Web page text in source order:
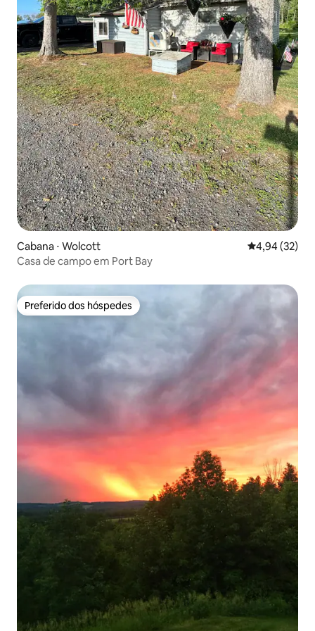
Cabana ⋅ Wolcott 4,94 de uma
4,94 (32)
Casa de campo em Port Bay
Preferido dos hóspedes
Preferido dos hóspedes